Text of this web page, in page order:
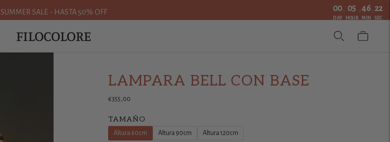
SUMMER SALE - HASTA 50% OFF 00
DAY
: 05
HOUR
: 46
MIN
: 21
SEC
FILOCOLORE
LAMPARA BELL CON BASE
€355,00
TAMAÑO
Altura 60cm Altura 90cm Altura 120cm